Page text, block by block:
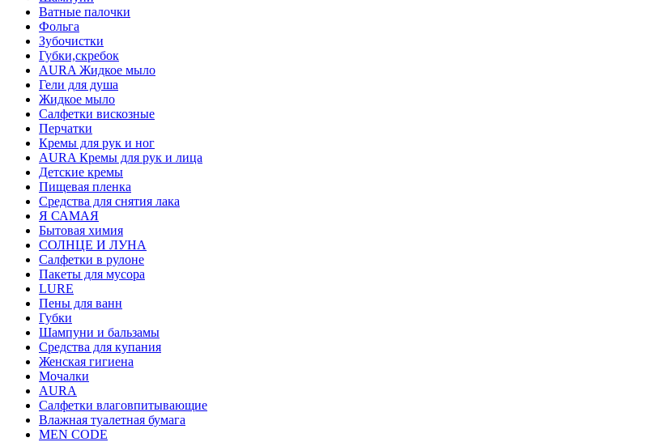
Ватные палочки
Фольга
Зубочистки
Губки,скребок
AURA Жидкое мыло
Гели для душа
Жидкое мыло
Салфетки вискозные
Перчатки
Кремы для рук и ног
AURA Кремы для рук и лица
Детские кремы
Пищевая пленка
Средства для снятия лака
Я САМАЯ
Бытовая химия
СОЛНЦЕ И ЛУНА
Салфетки в рулоне
Пакеты для мусора
LURE
Пены для ванн
Губки
Шампуни и бальзамы
Средства для купания
Женская гигиена
Мочалки
AURA
Салфетки влаговпитывающие
Влажная туалетная бумага
MEN CODE